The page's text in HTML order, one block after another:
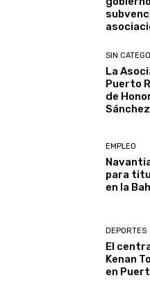
SIN
La
Puerto
de
Sánchez
EMPLEO
para
en la
DEPORTES
El
Kenan
en